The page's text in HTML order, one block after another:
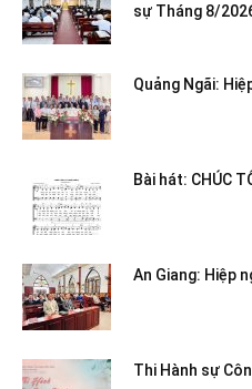
sự Tháng 8/
Quảng Ngãi:
Bài hát: CHÚC
An Giang: Hiệp
Thi Hành sự